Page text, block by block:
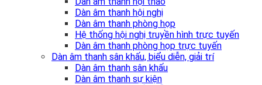
Dàn âm thanh hội nghị
Dàn âm thanh phòng họp
Hệ thống hội nghị truyền hình trực tuyến
Dàn âm thanh phòng họp trực tuyến
Dàn âm thanh sân khấu, biểu diễn, giải trí
Dàn âm thanh sân khấu
Dàn âm thanh sự kiện